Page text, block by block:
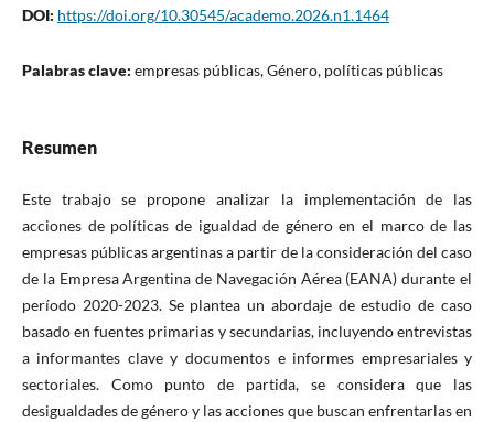
DOI: https://doi.org/10.30545/academo.2026.n1.1464
Palabras clave: empresas públicas, Género, políticas públicas
Resumen
Este trabajo se propone analizar la implementación de las
acciones de políticas de igualdad de género en el marco de las
empresas públicas argentinas a partir de la consideración del caso
de la Empresa Argentina de Navegación Aérea (EANA) durante el
período 2020-2023. Se plantea un abordaje de estudio de caso
basado en fuentes primarias y secundarias, incluyendo entrevistas
a informantes clave y documentos e informes empresariales y
sectoriales. Como punto de partida, se considera que las
desigualdades de género y las acciones que buscan enfrentarlas en